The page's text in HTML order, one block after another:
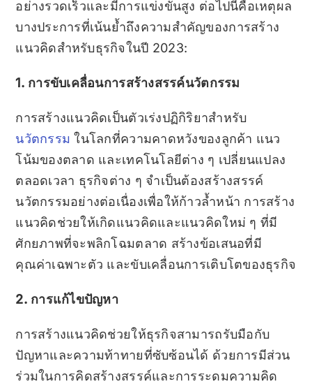
อย่างรวดเร็วและมีการแข่งขันสูง ต่อไปนี้คือเหตุผล
บางประการที่เน้นย้ำถึงความสำคัญของการสร้าง
แนวคิดสำหรับธุรกิจในปี 2023:
1. การขับเคลื่อนการสร้างสรรค์นวัตกรรม
การสร้างแนวคิดเป็นตัวเร่งปฏิกิริยาสำหรับ
นวัตกรรม ในโลกที่ความคาดหวังของลูกค้า แนว
โน้มของตลาด และเทคโนโลยีต่าง ๆ เปลี่ยนแปลง
ตลอดเวลา ธุรกิจต่าง ๆ จำเป็นต้องสร้างสรรค์
นวัตกรรมอย่างต่อเนื่องเพื่อให้ก้าวล้ำหน้า การสร้าง
แนวคิดช่วยให้เกิดแนวคิดและแนวคิดใหม่ ๆ ที่มี
ศักยภาพที่จะพลิกโฉมตลาด สร้างข้อเสนอที่มี
คุณค่าเฉพาะตัว และขับเคลื่อนการเติบโตของธุรกิจ
2. การแก้ไขปัญหา
การสร้างแนวคิดช่วยให้ธุรกิจสามารถรับมือกับ
ปัญหาและความท้าทายที่ซับซ้อนได้ ด้วยการมีส่วน
ร่วมในการคิดสร้างสรรค์และการระดมความคิด